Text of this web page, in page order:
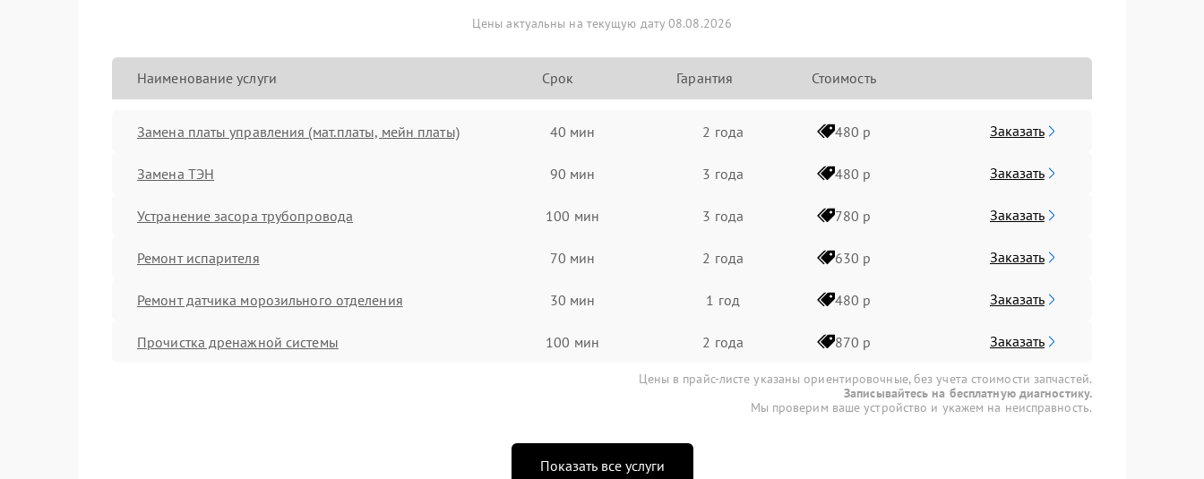
Цены актуальны на текущую дату 08.08.2026
Наименование услуги Срок Гарантия Стоимость
Замена платы управления (мат.платы, мейн платы) 40 мин 2 года 480 р Заказать
Замена ТЭН 90 мин 3 года 480 р Заказать
Устранение засора трубопровода 100 мин 3 года 780 р Заказать
Ремонт испарителя 70 мин 2 года 630 р Заказать
Ремонт датчика морозильного отделения 30 мин 1 год 480 р Заказать
Прочистка дренажной системы 100 мин 2 года 870 р Заказать
Цены в прайс-листе указаны ориентировочные, без учета стоимости запчастей.
Записывайтесь на бесплатную диагностику.
Мы проверим ваше устройство и укажем на неисправность.
Показать все услуги